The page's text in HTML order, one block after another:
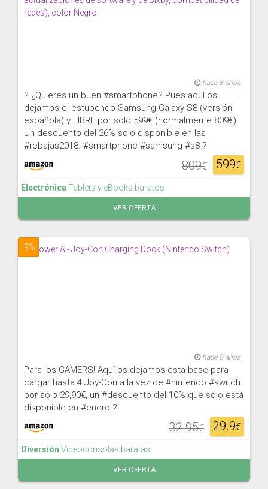
hace 8 años
? ¿Quieres un buen #smartphone? Pues aquí os
dejamos el estupendo Samsung Galaxy S8 (versión
española) y LIBRE por solo 599€ (normalmente 809€).
Un descuento del 26% solo disponible en las
#rebajas2018. #smartphone #samsung #s8 ?
599€
809€
Electrónica Tablets y eBooks baratos
VER OFERTA
-9%
hace 8 años
Para los GAMERS! Aquí os dejamos esta base para
cargar hasta 4 Joy-Con a la vez de #nintendo #switch
por solo 29,90€, un #descuento del 10% que solo está
disponible en #enero ?
29.9€
32.95€
Diversión Videoconsolas baratas
VER OFERTA